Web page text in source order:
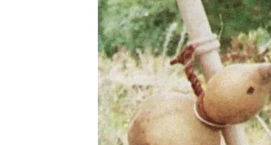
Aser Álvarez, director
flechas amarillas' lo
En el momento de su
una completa
Compartir